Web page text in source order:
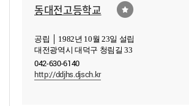
동대전고등학교
공립 │ 1982년 10월 23일 설립
대전광역시 대덕구 청림길 33
042-630-6140
http://ddjhs.djsch.kr